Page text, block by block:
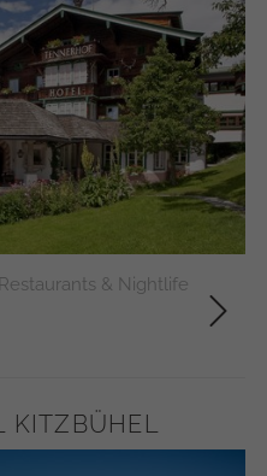
Restaurants & Nightlife
KITZBÜHEL